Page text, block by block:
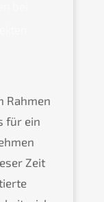
Rahmen
für ein
Zeit